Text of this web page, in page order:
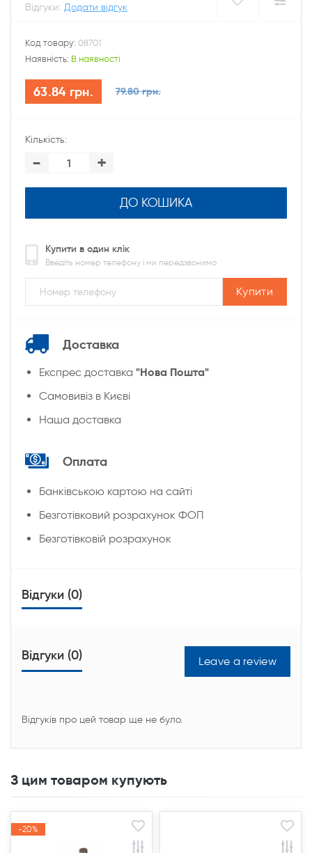
Відгуки: Додати відгук
Код товару: 08701
Наявність: В наявності
63.84 грн. 79.80 грн.
Кількість:
- +
ДО КОШИКА
Купити в один клік
Введіть номер телефону і ми передзвонимо
Купити
Доставка
Експрес доставка "Нова Пошта"
Cамовивіз в Києві
Наша доставка
Оплата
Банківською картою на сайті
Безготівковий розрахунок ФОП
Безготівковій розрахунок
Відгуки (0)
Відгуки (0) Leave a review
Відгуків про цей товар ще не було.
З цим товаром купують
-20%
-20%